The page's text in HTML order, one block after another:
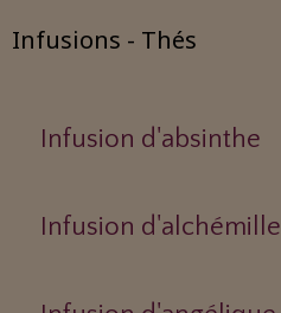
Infusions - Thés
Infusion d'absinthe
Infusion d'alchémille